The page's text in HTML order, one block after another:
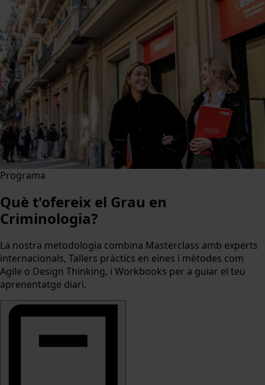
Programa
Què t'ofereix el Grau en
Criminologia?
La nostra metodologia combina Masterclass amb experts
internacionals, Tallers pràctics en eines i mètodes com
Agile o Design Thinking, i Workbooks per a guiar el teu
aprenentatge diari.